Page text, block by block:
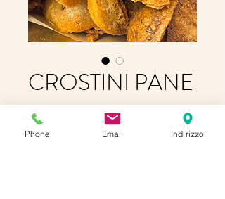
CROSTINI PANE
3,00 €Prix
Phone Email Indirizzo